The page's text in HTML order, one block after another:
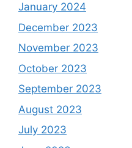
January 2024
December 2023
November 2023
October 2023
September 2023
August 2023
July 2023